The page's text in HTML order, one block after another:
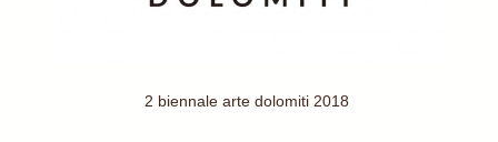
2 biennale arte dolomiti 2018